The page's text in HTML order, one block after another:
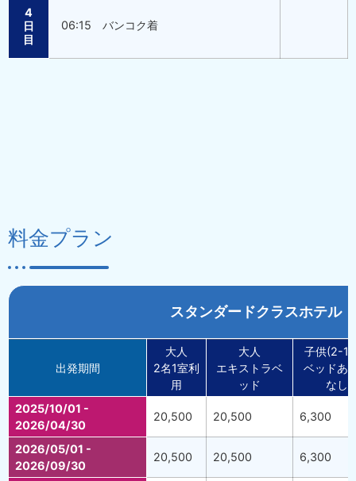
4
日
目
06:15 バンコク着
料金プラン
スタンダードクラスホテル
出発期間
大人
2名1室利
用
大人
エキストラベ
ッド
子供(2-
ベッドあ
なし
2025/10/01 -
2026/04/30
20,500 20,500 6,300
2026/05/01 -
2026/09/30
20,500 20,500 6,300